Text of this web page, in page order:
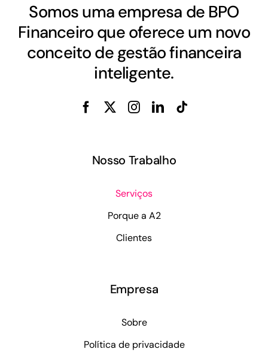
Somos uma empresa de BPO
Financeiro que oferece um novo
conceito de gestão financeira
inteligente.
Nosso Trabalho
Serviços
Porque a A2
Clientes
Empresa
Sobre
Política de privacidade